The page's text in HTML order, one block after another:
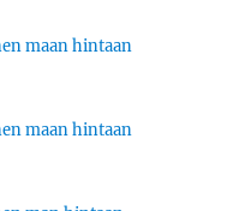
maan hintaan
maan hintaan